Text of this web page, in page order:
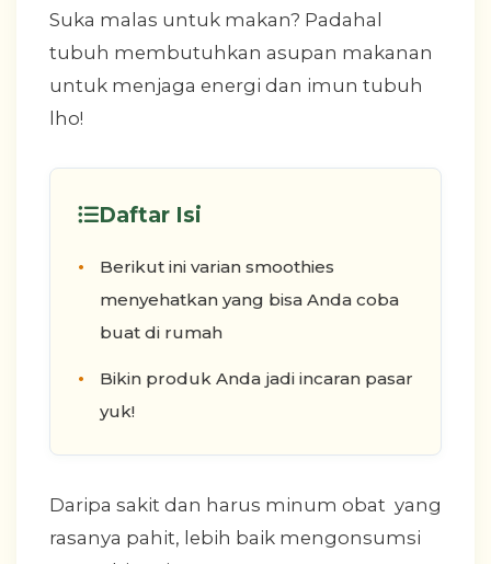
Suka malas untuk makan? Padahal
tubuh membutuhkan asupan makanan
untuk menjaga energi dan imun tubuh
lho!
Daftar Isi
Berikut ini varian smoothies
menyehatkan yang bisa Anda coba
buat di rumah
Bikin produk Anda jadi incaran pasar
yuk!
Daripa sakit dan harus minum obat yang
rasanya pahit, lebih baik mengonsumsi